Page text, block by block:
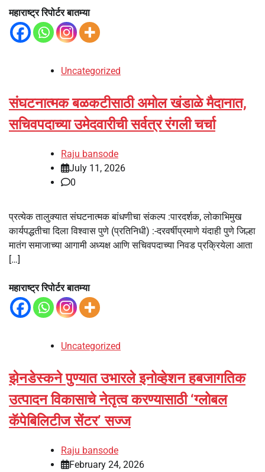
महाराष्ट्र रिपोर्टर बातम्या
Uncategorized
संघटनात्मक बळकटीसाठी अमोल खंडाळे मैदानात,
सचिवपदाच्या उमेदवारीची सर्वत्र रंगली चर्चा
Raju bansode
July 11, 2026
0
प्रत्येक तालुक्यात संघटनात्मक बांधणीचा संकल्प :पारदर्शक, लोकाभिमुख
कार्यपद्धतीचा दिला विश्वास पुणे (प्रतिनिधी) :-दरवर्षीप्रमाणे यंदाही पुणे जिल्हा
मातंग समाजाच्या आगामी अध्यक्ष आणि सचिवपदाच्या निवड प्रक्रियेला आता
[…]
महाराष्ट्र रिपोर्टर बातम्या
Uncategorized
झेनडेस्कने पुण्यात उभारले इनोव्हेशन हबजागतिक
उत्पादन विकासाचे नेतृत्व करण्यासाठी ‘ग्लोबल
कॅपेबिलिटीज सेंटर’ सज्ज
Raju bansode
February 24, 2026